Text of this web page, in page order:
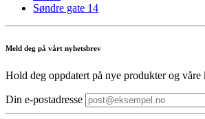
Søndre gate 14
Meld deg på vårt nyhetsbrev
Hold deg oppdatert på nye produkter og våre
Din e-postadresse